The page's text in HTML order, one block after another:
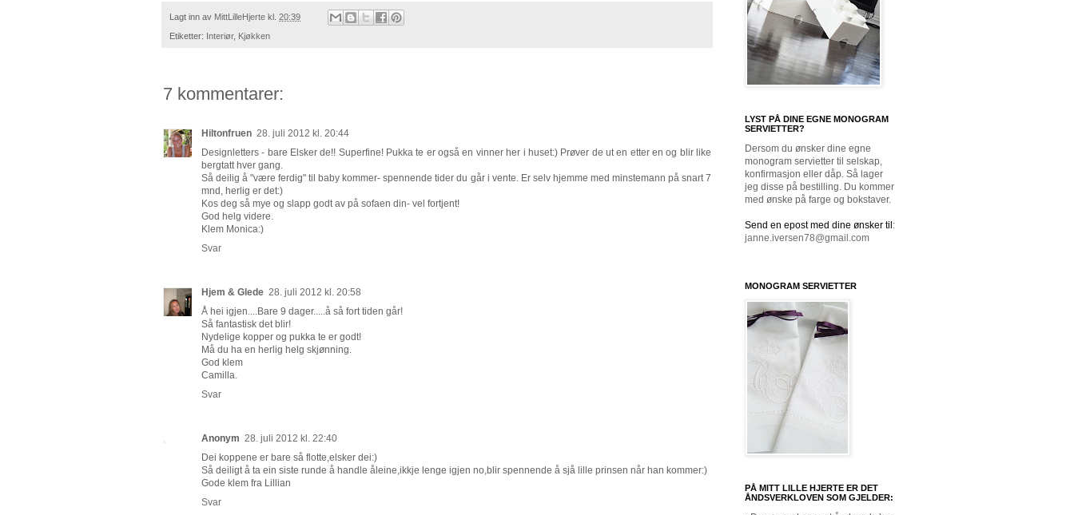
Lagt inn av MittLilleHjerte kl. 20:39
Etiketter: Interiør, Kjøkken
7 kommentarer:
Hiltonfruen 28. juli 2012 kl. 20:44
Designletters - bare Elsker de!! Superfine! Pukka te er også en vinner her i huset:) Prøver de ut en etter en og blir like
bergtatt hver gang.
Så deilig å "være ferdig" til baby kommer- spennende tider du går i vente. Er selv hjemme med minstemann på snart 7
mnd, herlig er det:)
Kos deg så mye og slapp godt av på sofaen din- vel fortjent!
God helg videre.
Klem Monica:)
Svar
Hjem & Glede 28. juli 2012 kl. 20:58
Å hei igjen....Bare 9 dager.....å så fort tiden går!
Så fantastisk det blir!
Nydelige kopper og pukka te er godt!
Må du ha en herlig helg skjønning.
God klem
Camilla.
Svar
Anonym 28. juli 2012 kl. 22:40
Dei koppene er bare så flotte,elsker dei:)
Så deiligt å ta ein siste runde å handle åleine,ikkje lenge igjen no,blir spennende å sjå lille prinsen når han kommer:)
Gode klem fra Lillian
Svar
LYST PÅ DINE EGNE MONOGRAM
SERVIETTER?
Dersom du ønsker dine egne
monogram servietter til selskap,
konfirmasjon eller dåp. Så lager
jeg disse på bestilling. Du kommer
med ønske på farge og bokstaver.
Send en epost med dine ønsker til :
janne.iversen78@gmail.com
MONOGRAM SERVIETTER
PÅ MITT LILLE HJERTE ER DET
ÅNDSVERKLOVEN SOM GJELDER: